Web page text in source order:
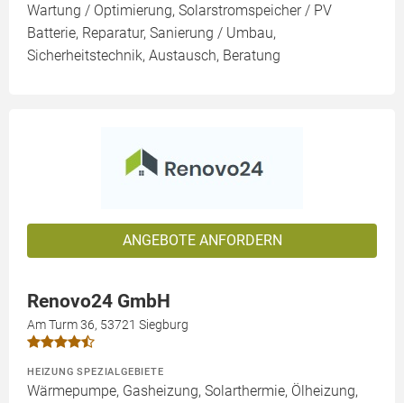
Wartung / Optimierung, Solarstromspeicher / PV
Batterie, Reparatur, Sanierung / Umbau,
Sicherheitstechnik, Austausch, Beratung
ANGEBOTE ANFORDERN
Renovo24 GmbH
Am Turm 36, 53721 Siegburg
HEIZUNG SPEZIALGEBIETE
Wärmepumpe, Gasheizung, Solarthermie, Ölheizung,